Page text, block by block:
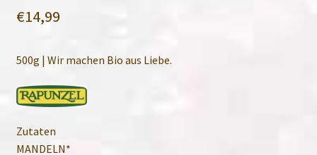
€14,99
500g | Wir machen Bio aus Liebe.
Zutaten
MANDELN*